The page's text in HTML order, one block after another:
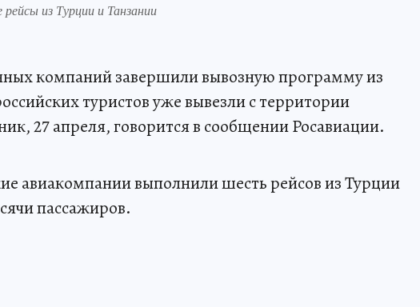
из Турции и Танзании
компаний завершили вывозную программу из
туристов уже вывезли с территории
27 апреля, говорится в сообщении Росавиации.
авиакомпании выполнили шесть рейсов из Турции
пассажиров.